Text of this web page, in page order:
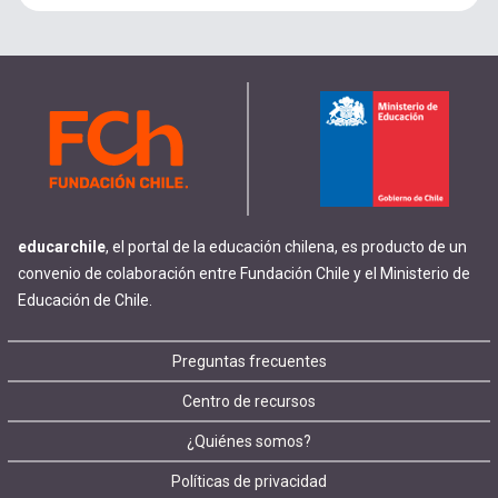
educarchile, el portal de la educación chilena, es producto de un
convenio de colaboración entre Fundación Chile y el Ministerio de
Educación de Chile.
Footer
menu
Preguntas frecuentes
Centro de recursos
¿Quiénes somos?
Políticas de privacidad